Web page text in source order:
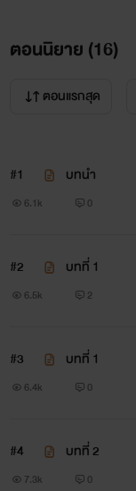
ตอนนิยาย (16)
ตอนแรกสุด
#1 บทนำ
6.1k 0
#2 บทที่ 1
6.5k 2
#3 บทที่ 1
6.4k 0
#4 บทที่ 2
7.3k 0